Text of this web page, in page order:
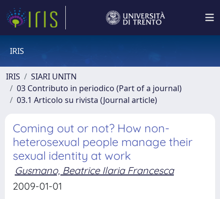
IRIS
IRIS
SIARI UNITN
03 Contributo in periodico (Part of a journal)
03.1 Articolo su rivista (Journal article)
Coming out or not? How non-
heterosexual people manage their
sexual identity at work
Gusmano, Beatrice Ilaria Francesca
2009-01-01